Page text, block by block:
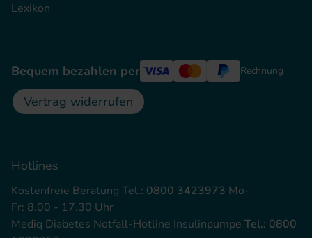
Lexikon
Bequem bezahlen per Rechnung
Vertrag widerrufen
Hotlines
Kostenfreie Beratung Tel.: 0800 3423973 Mo-
Fr: 8.00 - 17.30 Uhr
Mediq Diabetes Notfall-Hotline Insulinpumpe Tel.: 0800